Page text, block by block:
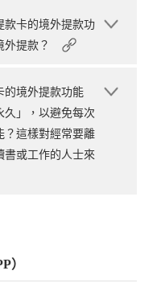
款卡的境外提款功
外提款？
的境外提款功能
久」，以避免每次
？這樣對經常要離
書或工作的人士來
）